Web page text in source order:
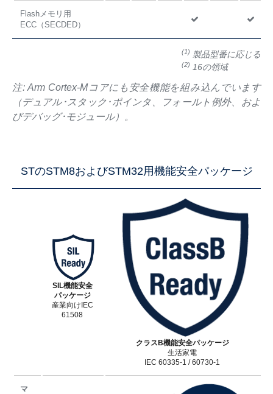
Flashメモリ用
ECC（SECDED）
(1) 製品型番に応じる
(2) 16の領域
注: Arm Cortex-Mコアにも安全機能を組み込んでいます
（デュアル･スタック･ポインタ、フォールト例外、およ
びデバッグ･モジュール）。
STのSTM8およびSTM32用機能安全パッケージ
SIL機能安全
パッケージ
産業向けIEC
61508
クラスB機能安全パッケージ
生活家電
IEC 60335-1 / 60730-1
マ